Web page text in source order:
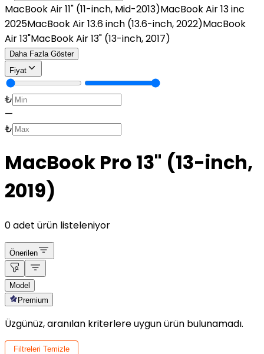
MacBook Air 11" (11-inch, Mid-2013)MacBook Air 13 inc
2025MacBook Air 13.6 inch (13.6-inch, 2022)MacBook
Air 13"MacBook Air 13" (13-inch, 2017)
Daha Fazla Göster
Fiyat
₺
—
₺
MacBook Pro 13" (13-inch,
2019)
0 adet ürün listeleniyor
Önerilen
Model
Premium
Üzgünüz, aranılan kriterlere uygun ürün bulunamadı.
Filtreleri Temizle